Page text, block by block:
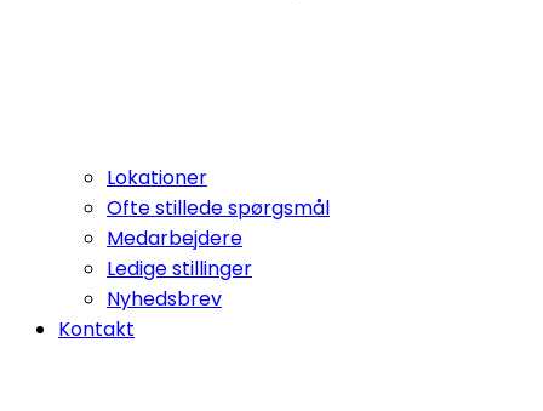
Lokationer
Ofte stillede spørgsmål
Medarbejdere
Ledige stillinger
Nyhedsbrev
Kontakt